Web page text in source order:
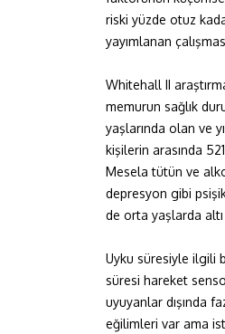
riski yüzde otuz
yayımlanan
Whitehall II
memurun sağlık
yaşlarında olan ve
kişilerin arasında
Mesela tütün ve
depresyon gibi
de orta yaşlarda
Uyku süresiyle ilgili
süresi hareket
uyuyanlar dışında
eğilimleri var ama